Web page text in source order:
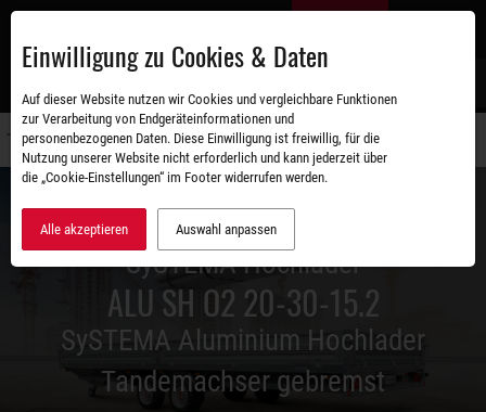
Zum
SySTEMA Hochlader
ALU SH O2 20-30-15.2
SySTEMA Aluminium Hochlader
Tandemachser gebremst
Einwilligung zu Cookies & Daten
Auf dieser Website nutzen wir Cookies und vergleichbare Funktionen
zur Verarbeitung von Endgeräteinformationen und
personenbezogenen Daten. Diese Einwilligung ist freiwillig, für die
Nutzung unserer Website nicht erforderlich und kann jederzeit über
die „Cookie-Einstellungen“ im Footer widerrufen werden.
Alle akzeptieren Auswahl anpassen